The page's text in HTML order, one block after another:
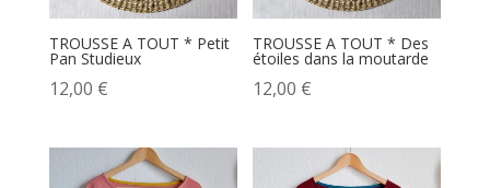
TROUSSE A TOUT * Petit
Pan Studieux
12,00 €
TROUSSE A TOUT * Des
étoiles dans la moutarde
12,00 €